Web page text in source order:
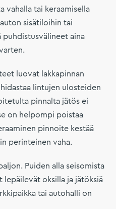
vahalla tai keraamisella
sisätiloihin tai
puhdistusvälineet aina
luovat lakkapinnan
lintujen ulosteiden
pinnalta jätös ei
on helpompi poistaa
pinnoite kestää
perinteinen vaha.
Puiden alla seisomista
lepäilevät oksilla ja jätöksiä
tai autohalli on